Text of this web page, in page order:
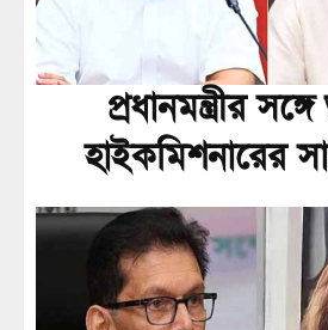
প্রধানমন্ত্রীর
হাইকমিশনারের